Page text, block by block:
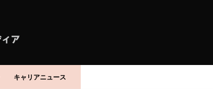
キャリアニュース